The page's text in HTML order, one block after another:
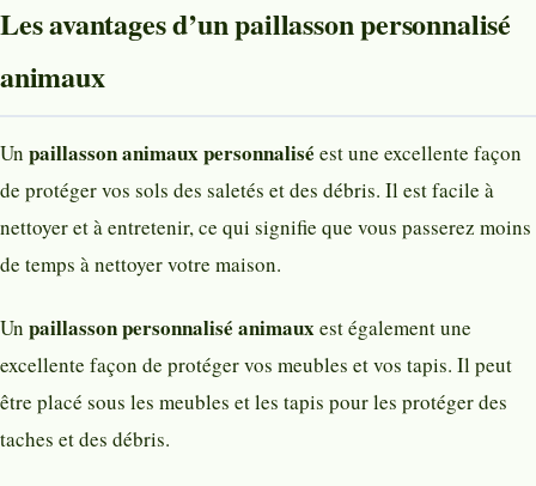
Les avantages d’un paillasson personnalisé
animaux
Un paillasson animaux personnalisé est une excellente façon
de protéger vos sols des saletés et des débris. Il est facile à
nettoyer et à entretenir, ce qui signifie que vous passerez moins
de temps à nettoyer votre maison.
Un paillasson personnalisé animauxest également une
excellente façon de protéger vos meubles et vos tapis. Il peut
être placé sous les meubles et les tapis pour les protéger des
taches et des débris.